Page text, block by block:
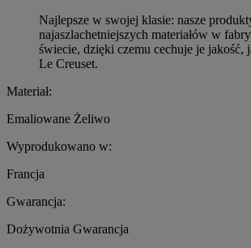
Najlepsze w swojej klasie: nasze
najaszlachetniejszych materiałów w
świecie, dzięki czemu cechuje je jakość,
Le Creuset.
Materiał:
Emaliowane Żeliwo
Wyprodukowano w:
Francja
Gwarancja:
Dożywotnia Gwarancja